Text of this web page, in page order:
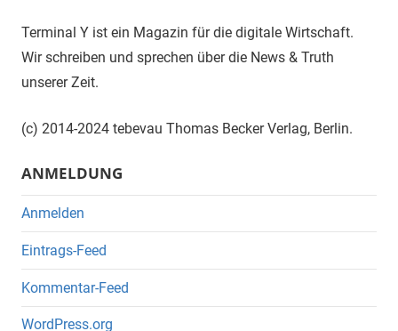
Terminal Y ist ein Magazin für die digitale Wirtschaft.
Wir schreiben und sprechen über die News & Truth
unserer Zeit.
(c) 2014-2024 tebevau Thomas Becker Verlag, Berlin.
ANMELDUNG
Anmelden
Eintrags-Feed
Kommentar-Feed
WordPress.org